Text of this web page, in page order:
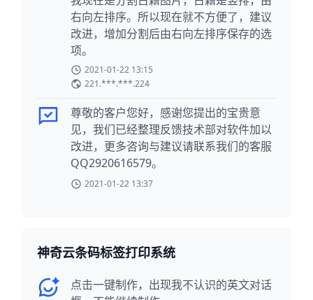
右向左排序。所以现在就不方便了，建议
改进，增加分割后由右向左排序保存的选
项。
2021-01-22 13:15
221.***.***.224
尊敬的客户您好，感谢您提出的宝贵意
见，我们已经整理反馈技术部对软件加以
改进，更多咨询与建议请联系我们的客服
QQ2920616579。
2021-01-22 13:37
神奇云条码标签打印系统
点击一键制作，出现我不认识的英文对话